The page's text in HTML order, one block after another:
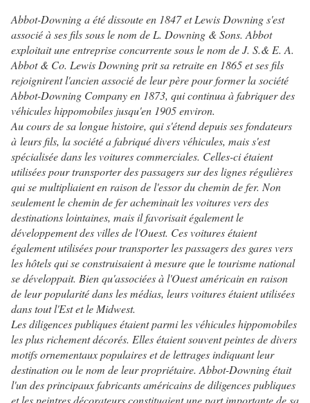
Abbot-Downing a été dissoute en 1847 et Lewis Downing s'est
associé à ses fils sous le nom de L. Downing & Sons. Abbot
exploitait une entreprise concurrente sous le nom de J. S.& E. A.
Abbot & Co. Lewis Downing prit sa retraite en 1865 et ses fils
rejoignirent l'ancien associé de leur père pour former la société
Abbot-Downing Company en 1873, qui continua à fabriquer des
véhicules hippomobiles jusqu'en 1905 environ.
Au cours de sa longue histoire, qui s'étend depuis ses fondateurs
à leurs fils, la société a fabriqué divers véhicules, mais s'est
spécialisée dans les voitures commerciales. Celles-ci étaient
utilisées pour transporter des passagers sur des lignes régulières
qui se multipliaient en raison de l'essor du chemin de fer. Non
seulement le chemin de fer acheminait les voitures vers des
destinations lointaines, mais il favorisait également le
développement des villes de l'Ouest. Ces voitures étaient
également utilisées pour transporter les passagers des gares vers
les hôtels qui se construisaient à mesure que le tourisme national
se développait. Bien qu'associées à l'Ouest américain en raison
de leur popularité dans les médias, leurs voitures étaient utilisées
dans tout l'Est et le Midwest.
Les diligences publiques étaient parmi les véhicules hippomobiles
les plus richement décorés. Elles étaient souvent peintes de divers
motifs ornementaux populaires et de lettrages indiquant leur
destination ou le nom de leur propriétaire. Abbot-Downing était
l'un des principaux fabricants américains de diligences publiques
et les peintres décorateurs constituaient une part importante de sa